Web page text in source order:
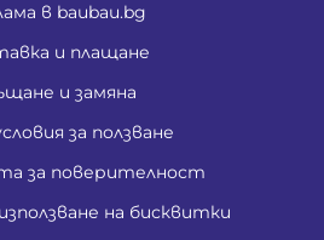
в baubau.bg
и плащане
и замяна
за ползване
за поверителност
на бисквитки